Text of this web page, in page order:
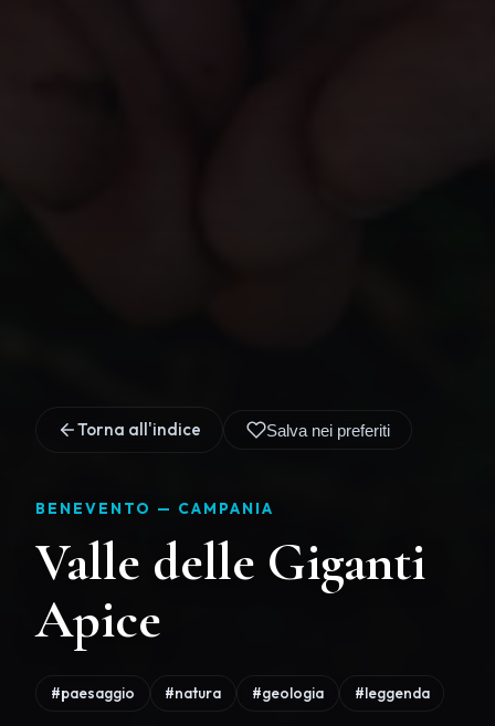
Torna all'indice Salva nei preferiti
BENEVENTO — CAMPANIA
Valle delle Giganti
Apice
#paesaggio #natura #geologia #leggenda